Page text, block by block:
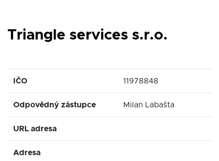
Triangle services s.r.o.
IČO 11978848
Odpovědný zástupce Milan Labašta
URL adresa
Adresa